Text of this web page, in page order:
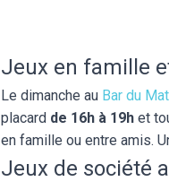
Jeux en famille
Le dimanche au Bar du
placard de 16h à 19h et
en famille ou entre amis.
Jeux de société